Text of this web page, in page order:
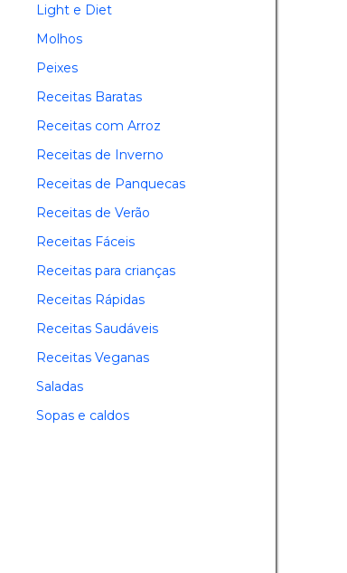
Light e Diet
Molhos
Peixes
Receitas Baratas
Receitas com Arroz
Receitas de Inverno
Receitas de Panquecas
Receitas de Verão
Receitas Fáceis
Receitas para crianças
Receitas Rápidas
Receitas Saudáveis
Receitas Veganas
Saladas
Sopas e caldos